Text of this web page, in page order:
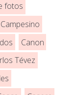
fotos
Campesino
Canon
Tévez